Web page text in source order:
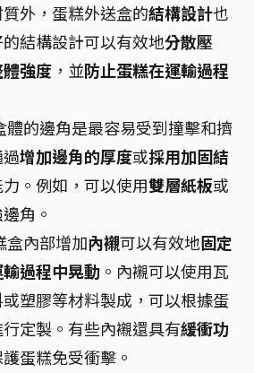
外，蛋糕外送盒的結構設計也
結構設計可以有效地分散壓
強度 ，並防止蛋糕在運輸過程
體的邊角是最容易受到撞擊和擠
增加邊角的厚度或採用加固結
。例如，可以使用雙層紙板或
角。
盒內部增加內襯可以有效地固定
過程中晃動 。內襯可以使用瓦
塑膠等材料製成，可以根據蛋
定製。有些內襯還具有緩衝功
蛋糕免受衝擊。